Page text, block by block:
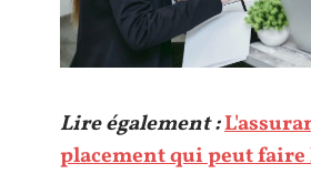
Lire également :
placement qui peut